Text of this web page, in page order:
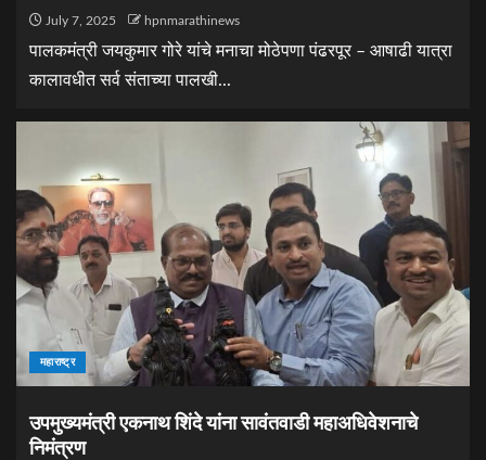
July 7, 2025 hpnmarathinews
पालकमंत्री जयकुमार गोरे यांचे मनाचा मोठेपणा पंढरपूर – आषाढी यात्रा
कालावधीत सर्व संताच्या पालखी...
महाराष्ट्र
उपमुख्यमंत्री एकनाथ शिंदे यांना सावंतवाडी महाअधिवेशनाचे
निमंत्रण